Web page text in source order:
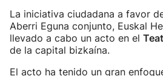
La iniciativa ciudadana a favor
Aberri Eguna conjunto, Euskal
llevado a cabo un acto en el
de la capital bizkaína.
El acto ha tenido un gran